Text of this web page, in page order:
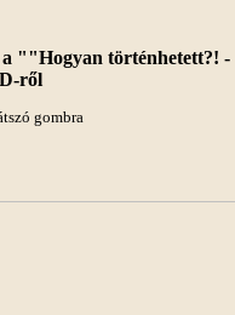
""Hogyan történhetett?! -
ről
gombra